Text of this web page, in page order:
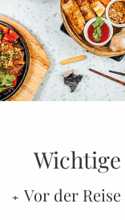
Vor der Reise